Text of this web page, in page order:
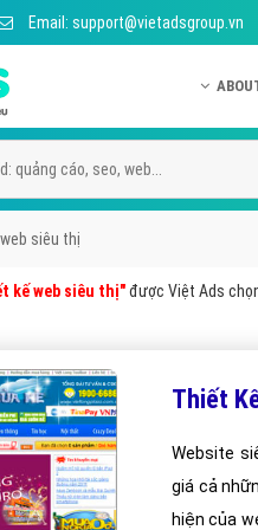
Email: support@vietadsgroup.vn
siêu thị
kế web siêu thị"được Việt Ads
Thiết
Website
giá cả
hiện của